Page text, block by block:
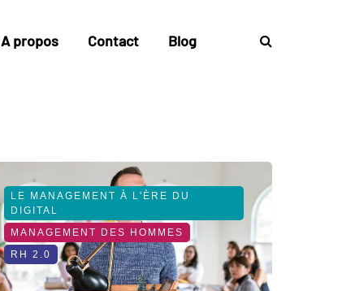
A propos Contact Blog
LE MANAGEMENT À L'ÈRE DU
DIGITAL
MANAGEMENT DES HOMMES
RH 2.0